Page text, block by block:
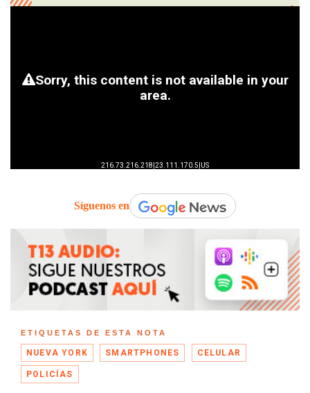
Síguenos en
ETIQUETAS DE ESTA NOTA
NUEVA YORK SMARTPHONES CELULAR
POLICÍAS